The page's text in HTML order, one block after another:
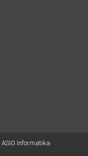
ASIG Informatika